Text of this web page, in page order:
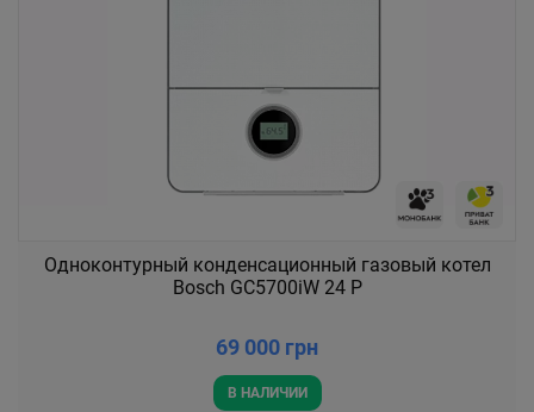
Одноконтурный конденсационный газовый котел
Bosch GC5700iW 24 P
69 000 грн
В НАЛИЧИИ